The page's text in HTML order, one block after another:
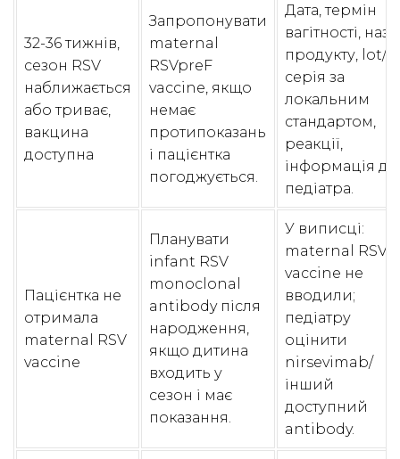
32-36 тижнів,
сезон RSV
наближається
або триває,
вакцина
доступна
Запропонувати
maternal
RSVpreF
vaccine, якщо
немає
протипоказань
і пацієнтка
погоджується.
Дата, термін
вагітності,
продукту, lot/
серія за
локальним
стандартом,
реакції,
інформація
педіатра.
Пацієнтка не
отримала
maternal RSV
vaccine
Планувати
infant RSV
monoclonal
antibody після
народження,
якщо дитина
входить у
сезон і має
показання.
У виписці:
maternal RSV
vaccine не
вводили;
педіатру
оцінити
nirsevimab/
інший
доступний
antibody.